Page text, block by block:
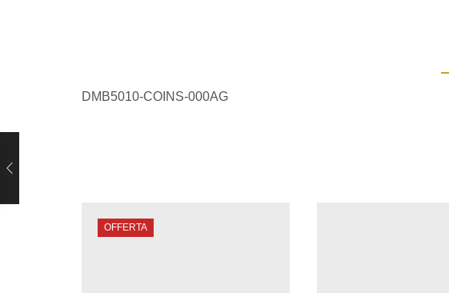
DMB5010-COINS-000AG
OFFERTA